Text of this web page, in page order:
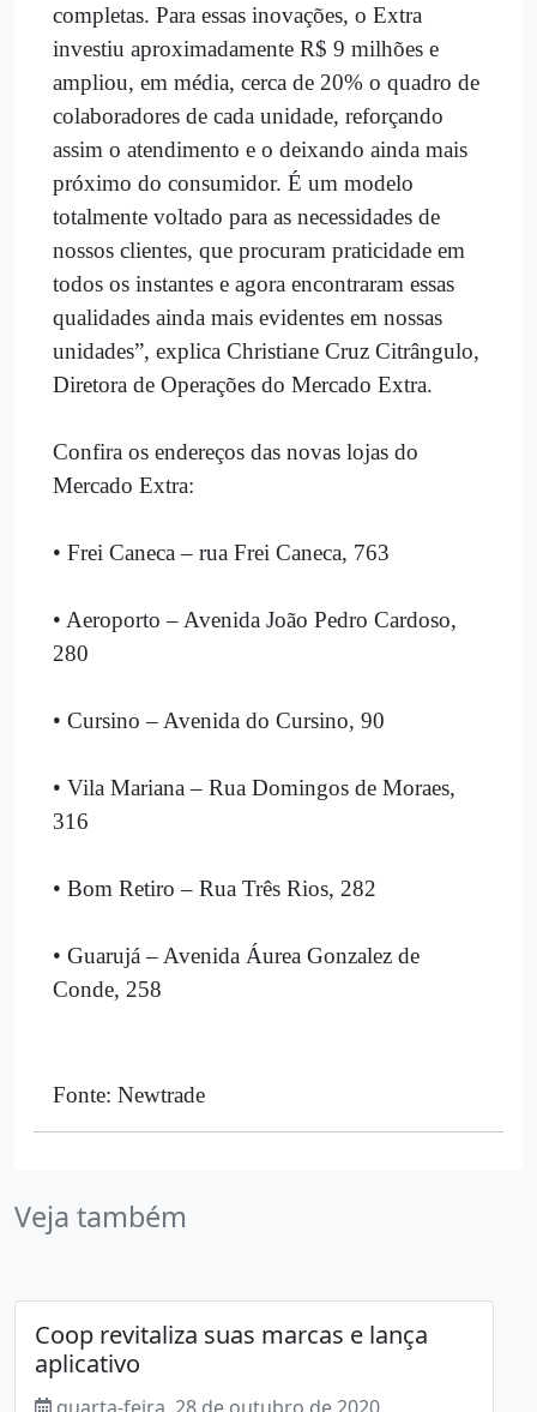
completas. Para essas inovações, o Extra
investiu aproximadamente R$ 9 milhões e
ampliou, em média, cerca de 20% o quadro de
colaboradores de cada unidade, reforçando
assim o atendimento e o deixando ainda mais
próximo do consumidor. É um modelo
totalmente voltado para as necessidades de
nossos clientes, que procuram praticidade em
todos os instantes e agora encontraram essas
qualidades ainda mais evidentes em nossas
unidades”, explica Christiane Cruz Citrângulo,
Diretora de Operações do Mercado Extra.
Confira os endereços das novas lojas do
Mercado Extra:
• Frei Caneca – rua Frei Caneca, 763
• Aeroporto – Avenida João Pedro Cardoso,
280
• Cursino – Avenida do Cursino, 90
• Vila Mariana – Rua Domingos de Moraes,
316
• Bom Retiro – Rua Três Rios, 282
• Guarujá – Avenida Áurea Gonzalez de
Conde, 258
Fonte: Newtrade
Veja também
Coop revitaliza suas marcas e lança
aplicativo